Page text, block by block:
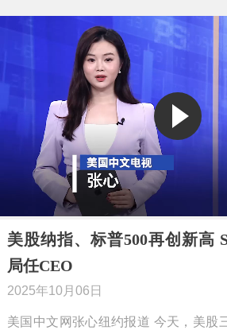
美股纳指、标普500再创新高
局任CEO
2025年10月06日
美国中文网张心纽约报道 今天，美股